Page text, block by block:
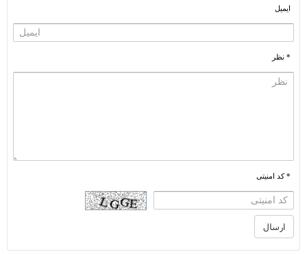
ایمیل
* نظر
* کد امنیتی